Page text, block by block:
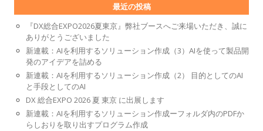
最近の投稿
『DX総合EXPO2026夏東京』弊社ブースへご来場いただき、誠に
ありがとうございました
新連載：AIを利用するソリューション作成（3）AIを使って製品開
発のアイデアを詰める
新連載：AIを利用するソリューション作成（2） 目的としてのAI
と手段としてのAI
DX 総合EXPO 2026 夏 東京 に出展します
新連載：AIを利用するソリューション作成ーフォルダ内のPDFか
らしおりを取り出すプログラム作成